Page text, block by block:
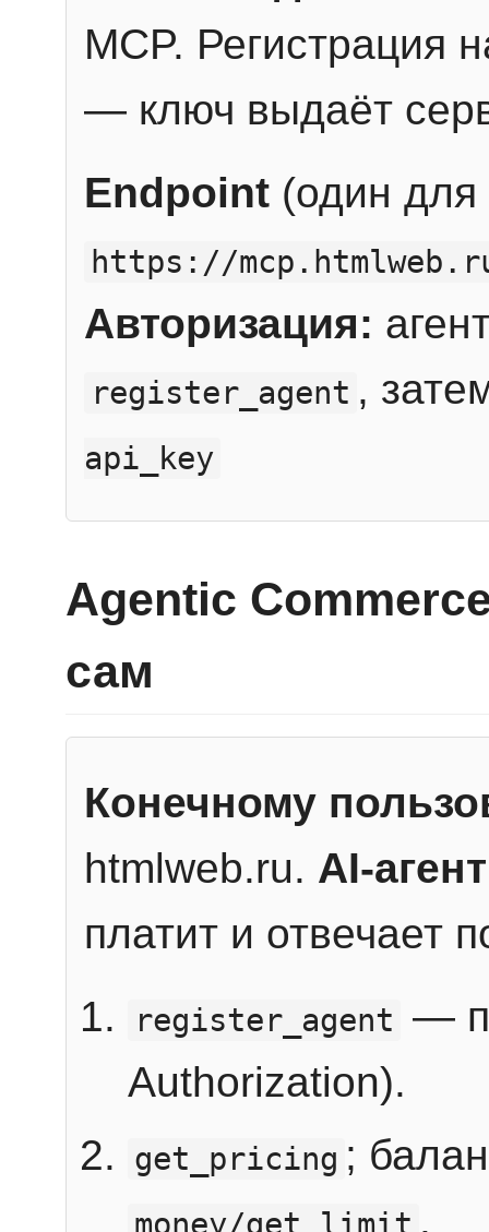
MCP. Регистрация
— ключ выдаёт
Endpoint (один для
https://
Авторизация:
register_agent ,
api_key
Agentic
сам
Конечному
htmlweb.ru. AI-агент
платит и отвечает
register_agent —
Authorization).
get_pricing ;
.